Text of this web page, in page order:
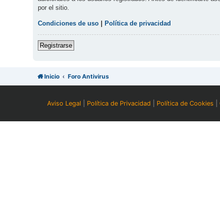
por el sitio.
Condiciones de uso |Política de privacidad
Registrarse
Inicio Foro Antivirus
Aviso Legal Política de Privacidad Política de Cookies